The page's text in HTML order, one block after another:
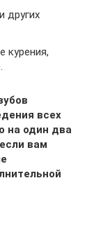
других
курения,
всех
на один два
вам